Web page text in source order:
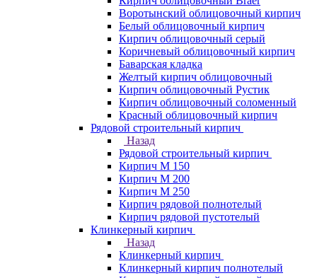
Воротынский облицовочный кирпич
Белый облицовочный кирпич
Кирпич облицовочный серый
Коричневый облицовочный кирпич
Баварская кладка
Желтый кирпич облицовочный
Кирпич облицовочный Рустик
Кирпич облицовочный соломенный
Красный облицовочный кирпич
Рядовой строительный кирпич
Назад
Рядовой строительный кирпич
Кирпич М 150
Кирпич М 200
Кирпич М 250
Кирпич рядовой полнотелый
Кирпич рядовой пустотелый
Клинкерный кирпич
Назад
Клинкерный кирпич
Клинкерный кирпич полнотелый